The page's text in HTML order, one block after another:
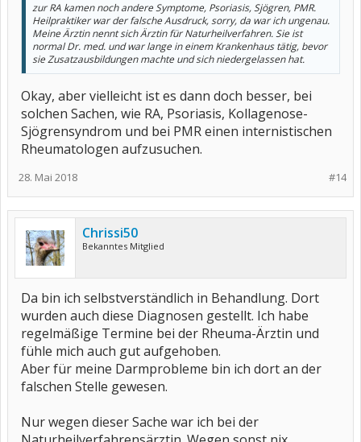
zur RA kamen noch andere Symptome, Psoriasis, Sjögren, PMR.
Heilpraktiker war der falsche Ausdruck, sorry, da war ich ungenau.
Meine Ärztin nennt sich Ärztin für Naturheilverfahren. Sie ist
normal Dr. med. und war lange in einem Krankenhaus tätig, bevor
sie Zusatzausbildungen machte und sich niedergelassen hat.
Okay, aber vielleicht ist es dann doch besser, bei
solchen Sachen, wie RA, Psoriasis, Kollagenose-
Sjögrensyndrom und bei PMR einen internistischen
Rheumatologen aufzusuchen.
#14
28. Mai 2018
Chrissi50
Bekanntes Mitglied
Da bin ich selbstverständlich in Behandlung. Dort
wurden auch diese Diagnosen gestellt. Ich habe
regelmäßige Termine bei der Rheuma-Ärztin und
fühle mich auch gut aufgehoben.
Aber für meine Darmprobleme bin ich dort an der
falschen Stelle gewesen.
Nur wegen dieser Sache war ich bei der